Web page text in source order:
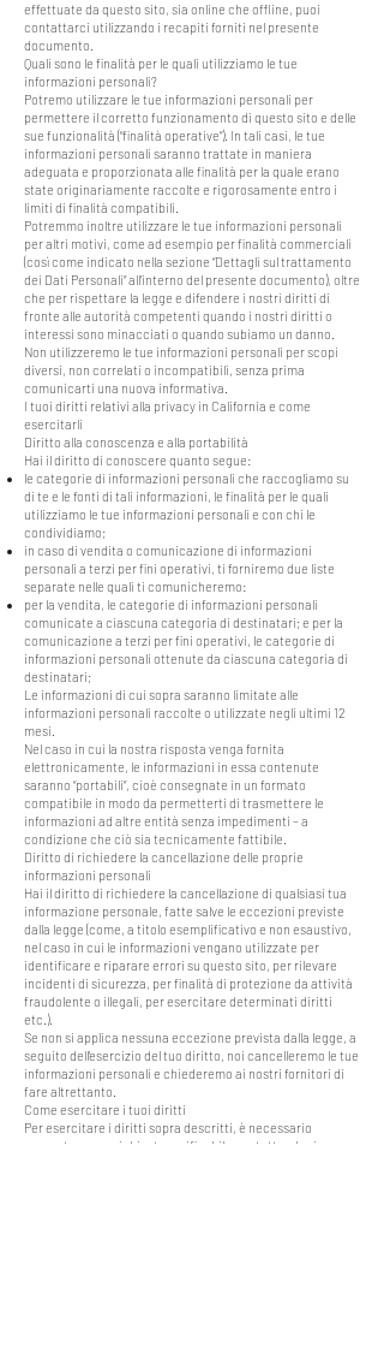
effettuate da questo sito, sia online che offline, puoi
contattarci utilizzando i recapiti forniti nel presente
documento.
Quali sono le finalità per le quali utilizziamo le tue
informazioni personali?
Potremo utilizzare le tue informazioni personali per
permettere il corretto funzionamento di questo sito e delle
sue funzionalità (“finalità operative”). In tali casi, le tue
informazioni personali saranno trattate in maniera
adeguata e proporzionata alle finalità per la quale erano
state originariamente raccolte e rigorosamente entro i
limiti di finalità compatibili.
Potremmo inoltre utilizzare le tue informazioni personali
per altri motivi, come ad esempio per finalità commerciali
(così come indicato nella sezione “Dettagli sul trattamento
dei Dati Personali” all’interno del presente documento), oltre
che per rispettare la legge e difendere i nostri diritti di
fronte alle autorità competenti quando i nostri diritti o
interessi sono minacciati o quando subiamo un danno.
Non utilizzeremo le tue informazioni personali per scopi
diversi, non correlati o incompatibili, senza prima
comunicarti una nuova informativa.
I tuoi diritti relativi alla privacy in California e come
esercitarli
Diritto alla conoscenza e alla portabilità
Hai il diritto di conoscere quanto segue:
le categorie di informazioni personali che raccogliamo su
di te e le fonti di tali informazioni, le finalità per le quali
utilizziamo le tue informazioni personali e con chi le
condividiamo;
in caso di vendita o comunicazione di informazioni
personali a terzi per fini operativi, ti forniremo due liste
separate nelle quali ti comunicheremo:
per la vendita, le categorie di informazioni personali
comunicate a ciascuna categoria di destinatari; e per la
comunicazione a terzi per fini operativi, le categorie di
informazioni personali ottenute da ciascuna categoria di
destinatari;
Le informazioni di cui sopra saranno limitate alle
informazioni personali raccolte o utilizzate negli ultimi 12
mesi.
Nel caso in cui la nostra risposta venga fornita
elettronicamente, le informazioni in essa contenute
saranno “portabili”, cioè consegnate in un formato
compatibile in modo da permetterti di trasmettere le
informazioni ad altre entità senza impedimenti – a
condizione che ciò sia tecnicamente fattibile.
Diritto di richiedere la cancellazione delle proprie
informazioni personali
Hai il diritto di richiedere la cancellazione di qualsiasi tua
informazione personale, fatte salve le eccezioni previste
dalla legge (come, a titolo esemplificativo e non esaustivo,
nel caso in cui le informazioni vengano utilizzate per
identificare e riparare errori su questo sito, per rilevare
incidenti di sicurezza, per finalità di protezione da attività
fraudolente o illegali, per esercitare determinati diritti
etc.).
Se non si applica nessuna eccezione prevista dalla legge, a
seguito dell’esercizio del tuo diritto, noi cancelleremo le tue
informazioni personali e chiederemo ai nostri fornitori di
fare altrettanto.
Come esercitare i tuoi diritti
Per esercitare i diritti sopra descritti, è necessario
presentare una richiesta verificabile contattandoci